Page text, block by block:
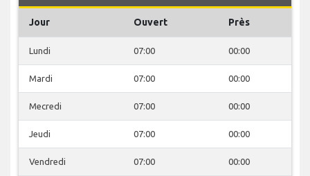
Jour Ouvert Près
Lundi 07:00 00:00
Mardi 07:00 00:00
Mecredi 07:00 00:00
Jeudi 07:00 00:00
Vendredi 07:00 00:00